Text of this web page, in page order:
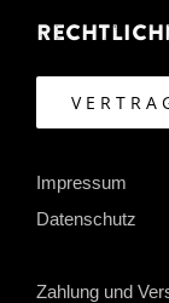
Impressum
Datenschutz
Zahlung und